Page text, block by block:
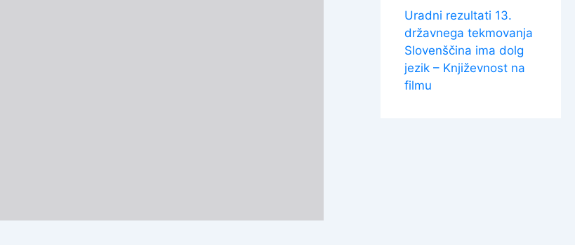
Uradni rezultati 13.
državnega tekmovanja
Slovenščina ima dolg
jezik – Književnost na
filmu